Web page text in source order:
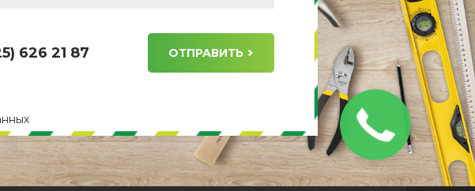
626 21 87 ОТПРАВИТЬ